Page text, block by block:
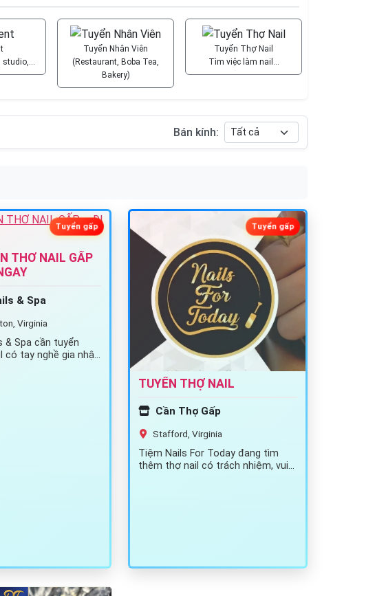
studio,…
Tuyển Nhân Viên
(Restaurant, Boba Tea,
Bakery)
Tuyển Thợ Nail
Tìm việc làm nail…
Bán kính:
Tuyển gấp
THƠ NAIL GẤP
& Spa
Virginia
& Spa cần tuyển
có tay nghề gia nhập
Tuyển gấp
TUYỂN THỢ NAIL
Cần Thợ Gấp
Stafford, Virginia
Tiệm Nails For Today đang tìm
thêm thợ nail có trách nhiệm, vui